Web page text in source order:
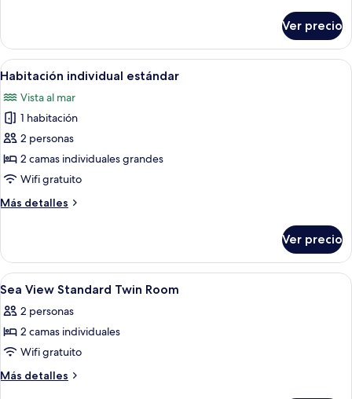
con
camas
Ver precio
Abrir
todas
las
fotos
de
Habitación
individual
Habitación de hotel con dos camas,
7
Habitación individual estándar
Vista al mar
1 habitación
2 personas
2 camas individuales grandes
Wifi gratuito
Más detalles
Más
individual
estándar
Ver precio
Abrir
todas
las
fotos
de
Sea
6
Sea View Standard Twin Room
2 personas
2 camas individuales
Wifi gratuito
Más detalles
Más